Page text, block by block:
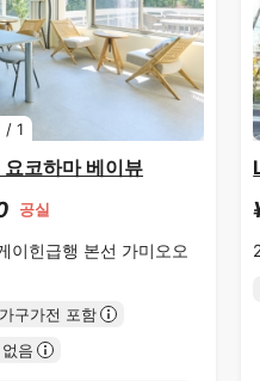
/1
코하마 베이뷰
공실
이힌급행 본선 가미오오
가구가전 포함
음